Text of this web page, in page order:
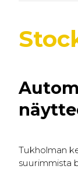
Tukholman
suurimmista